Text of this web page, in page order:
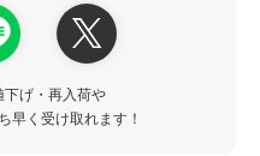
下げ・再入荷や
早く受け取れます！